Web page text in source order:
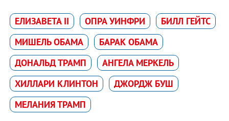
ЕЛИЗАВЕТА II ОПРА УИНФРИ
БИЛЛ ГЕЙТС
МИШЕЛЬ ОБАМА
БАРАК ОБАМА
ДОНАЛЬД ТРАМП
АНГЕЛА МЕРКЕЛЬ
ХИЛЛАРИ КЛИНТОН
ДЖОРДЖ БУШ
МЕЛАНИЯ ТРАМП